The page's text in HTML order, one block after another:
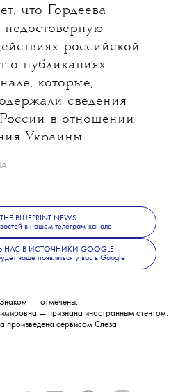
— втелеграм-
News.
что Гордеева
российской
о публикациях
которые,
сведения
в отношении
Украины.
стали
комитете
что решается вопрос
розыск.
THE BLUEPRINT NEWS
в нашем телеграм-канале
НАС В ИСТОЧНИКИ GOOGLE
чаще появляться у вас в Google
Знаком
отмечены:
— признана иностранным агентом.
произведена сервисом Слеза.